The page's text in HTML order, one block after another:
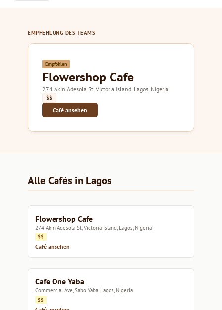
EMPFEHLUNG DES TEAMS
Empfohlen
Flowershop Cafe
274 Akin Adesola St, Victoria Island, Lagos, Nigeria
$$
Café ansehen
Alle Cafés in Lagos
Flowershop Cafe
274 Akin Adesola St, Victoria Island, Lagos, Nigeria
$$
Café ansehen
Cafe One Yaba
Commercial Ave, Sabo Yaba, Lagos, Nigeria
$$